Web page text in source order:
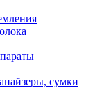
сумки